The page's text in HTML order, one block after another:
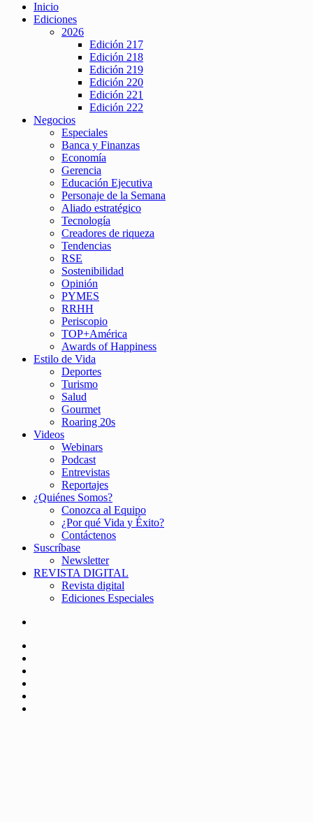
Inicio
Ediciones
2026
Edición 217
Edición 218
Edición 219
Edición 220
Edición 221
Edición 222
Negocios
Especiales
Banca y Finanzas
Economía
Gerencia
Educación Ejecutiva
Personaje de la Semana
Aliado estratégico
Tecnología
Creadores de riqueza
Tendencias
RSE
Sostenibilidad
Opinión
PYMES
RRHH
Periscopio
TOP+América
Awards of Happiness
Estilo de Vida
Deportes
Turismo
Salud
Gourmet
Roaring 20s
Videos
Webinars
Podcast
Entrevistas
Reportajes
¿Quiénes Somos?
Conozca al Equipo
¿Por qué Vida y Éxito?
Contáctenos
Suscríbase
Newsletter
REVISTA DIGITAL
Revista digital
Ediciones Especiales